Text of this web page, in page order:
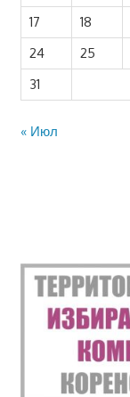
17
18
24
25
31
« Июл